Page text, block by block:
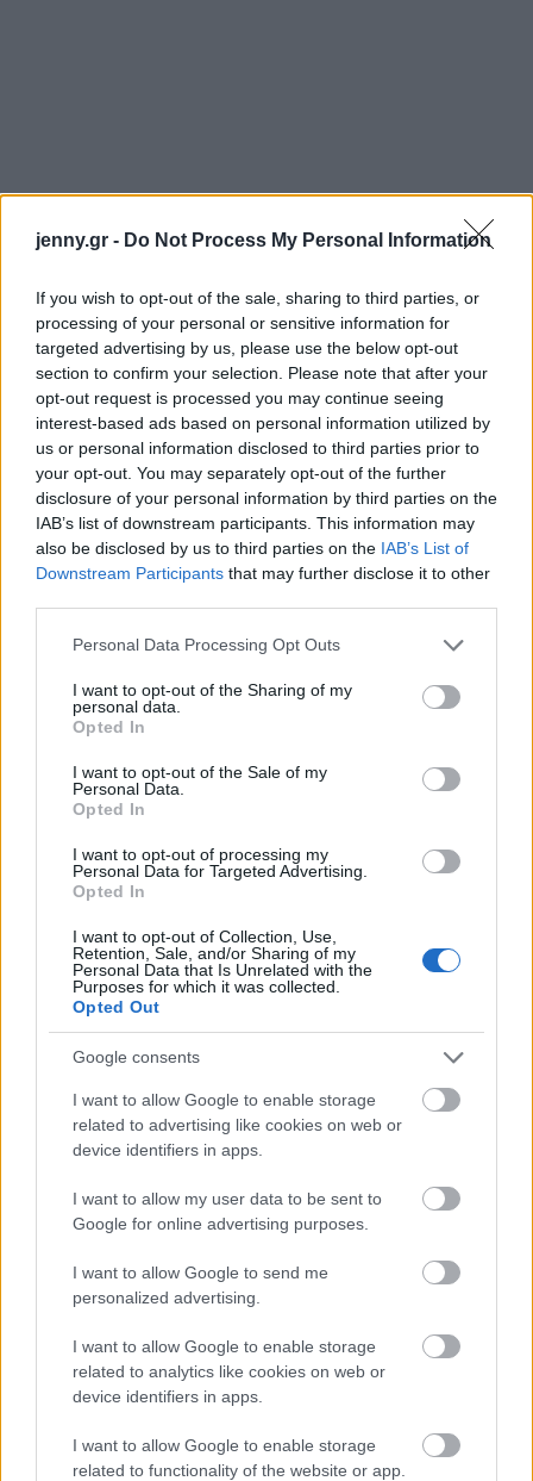
jenny.gr - Do Not Process My Personal Information
If you wish to opt-out of the sale, sharing to third parties, or
processing of your personal or sensitive information for
targeted advertising by us, please use the below opt-out
section to confirm your selection. Please note that after your
opt-out request is processed you may continue seeing
interest-based ads based on personal information utilized by
us or personal information disclosed to third parties prior to
your opt-out. You may separately opt-out of the further
disclosure of your personal information by third parties on the
IAB’s list of downstream participants. This information may
also be disclosed by us to third parties on the IAB’s List of
Downstream Participants that may further disclose it to other
Please note that this website/app uses one or more Google
not limited to your visit or usage behaviour. You may click to
grant or deny consent to Google and its third-party tags to
use your data for below specified purposes in below Google
consent section.
Personal Data Processing Opt Outs
I want to opt-out of the Sharing of my
personal data.
Opted In
I want to opt-out of the Sale of my
Personal Data.
Opted In
I want to opt-out of processing my
Personal Data for Targeted Advertising.
Opted In
I want to opt-out of Collection, Use,
Retention, Sale, and/or Sharing of my
Personal Data that Is Unrelated with the
Purposes for which it was collected.
Opted Out
Google consents
I want to allow Google to enable storage
related to advertising like cookies on web or
device identifiers in apps.
I want to allow my user data to be sent to
Google for online advertising purposes.
I want to allow Google to send me
personalized advertising.
I want to allow Google to enable storage
related to analytics like cookies on web or
device identifiers in apps.
I want to allow Google to enable storage
related to functionality of the website or app.
«Η Αστυπάλαια εξελίσσεται διαρκώς σε μια
συνδυαστική ταξιδιωτική εμπειρία αειφορίας και
ώθηση στην πεταλούδα του Αιγαίου», επισημαίνει
ο δήμαρχος Αστυπάλαιας, Νίκος Κομηνέας.
«Το αφήγημα μας για τη Νάξο, ως το μοναδικό νησί
των Κυκλάδων με τόσο μεγάλη ποικιλία
εναλλακτικών δραστηριοτήτων, εντυπωσιάζει, με
τις τουριστικές ροές να συντηρούνται και μετά τον
Αύγουστο», εξηγεί ο αντιδήμαρχος Τουρισμού
Νάξου και Μικρών Κυκλάδων, Βαγγέλης Κατσαράς.